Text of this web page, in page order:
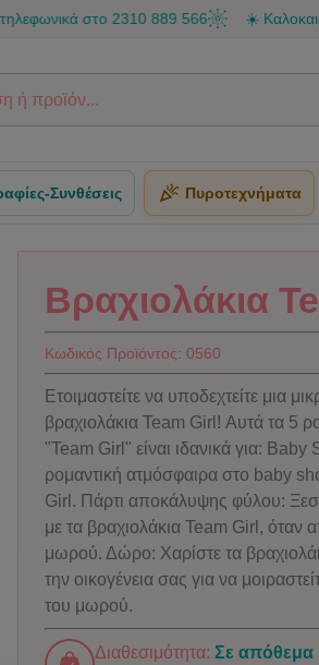
στο 2310 889 566 ☀️ Καλοκαιρινές
Συνθέσεις Πυροτεχνήματα
Βραχιολάκια
Κωδικός Προϊόντος: 0560
Ετοιμαστείτε να υποδεχτείτε μια
βραχιολάκια Team Girl! Αυτά τα 5
"Team Girl" είναι ιδανικά για:
ρομαντική ατμόσφαιρα στο baby
Girl. Πάρτι αποκάλυψης φύλου:
με τα βραχιολάκια Team Girl, όταν
μωρού. Δώρο: Χαρίστε τα
την οικογένεια σας για να
του μωρού.
Διαθεσιμότητα: Σε απόθεμα